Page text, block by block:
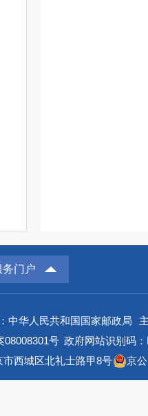
门户
中华人民共和国国家邮政局
08008301号 政府网站识别码
市西城区北礼士路甲8号
京